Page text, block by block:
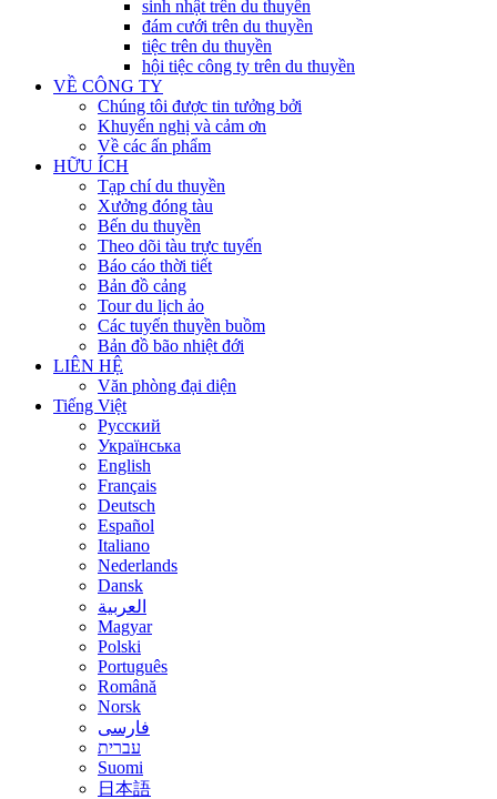
sinh nhật trên du thuyền
đám cưới trên du thuyền
tiệc trên du thuyền
hội tiệc công ty trên du thuyền
VỀ CÔNG TY
Chúng tôi được tin tưởng bởi
Khuyến nghị và cảm ơn
Về các ấn phẩm
HỮU ÍCH
Tạp chí du thuyền
Xưởng đóng tàu
Bến du thuyền
Theo dõi tàu trực tuyến
Báo cáo thời tiết
Bản đồ cảng
Tour du lịch ảo
Các tuyến thuyền buồm
Bản đồ bão nhiệt đới
LIÊN HỆ
Văn phòng đại diện
Tiếng Việt
Русский
Українська
English
Français
Deutsch
Español
Italiano
Nederlands
Dansk
العربية
Magyar
Polski
Português
Română
Norsk
فارسی
עברית
Suomi
日本語